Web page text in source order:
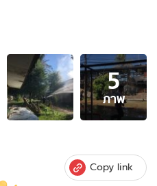
5
ภาพ
Copy link